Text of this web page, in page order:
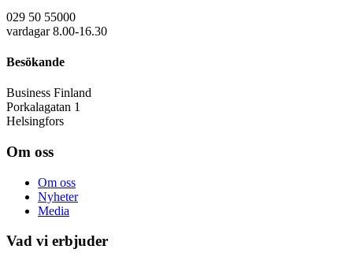
029 50 55000
vardagar 8.00-16.30
Besökande
Business Finland
Porkalagatan 1
Helsingfors
Om oss
Om oss
Nyheter
Media
Vad vi erbjuder